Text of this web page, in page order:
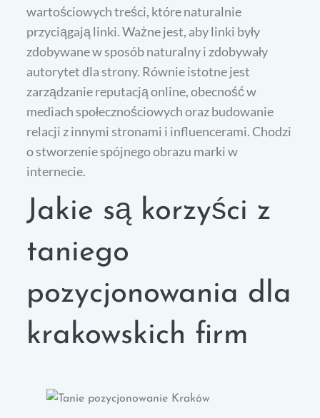
wartościowych treści, które naturalnie
przyciągają linki. Ważne jest, aby linki były
zdobywane w sposób naturalny i zdobywały
autorytet dla strony. Równie istotne jest
zarządzanie reputacją online, obecność w
mediach społecznościowych oraz budowanie
relacji z innymi stronami i influencerami. Chodzi
o stworzenie spójnego obrazu marki w
internecie.
Jakie są korzyści z
taniego
pozycjonowania dla
krakowskich firm